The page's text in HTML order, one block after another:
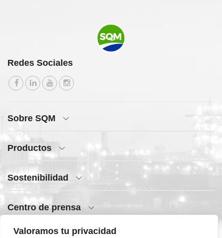
Valoramos tu privacidad
Redes Sociales
Sobre SQM
Productos
Sostenibilidad
Centro de prensa